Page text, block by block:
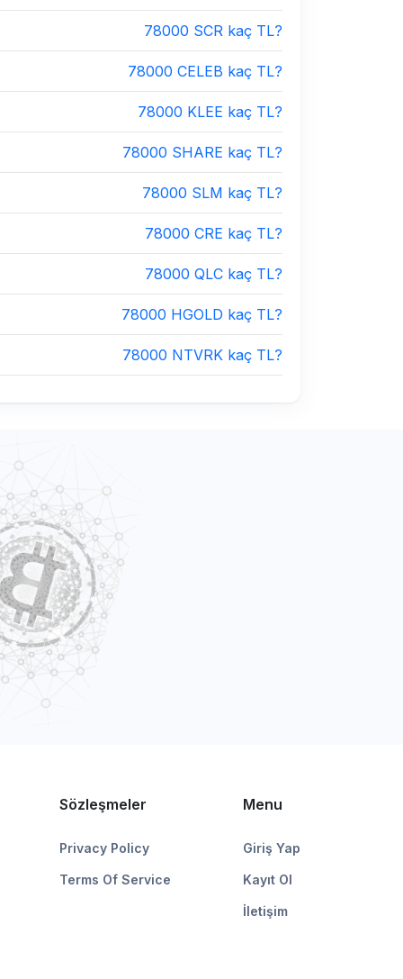
78000 SCR kaç TL?
78000 CELEB kaç TL?
78000 KLEE kaç TL?
78000 SHARE kaç TL?
78000 SLM kaç TL?
78000 CRE kaç TL?
78000 QLC kaç TL?
78000 HGOLD kaç TL?
78000 NTVRK kaç TL?
Sözleşmeler
Privacy Policy
Terms Of Service
Menu
Giriş Yap
Kayıt Ol
İletişim